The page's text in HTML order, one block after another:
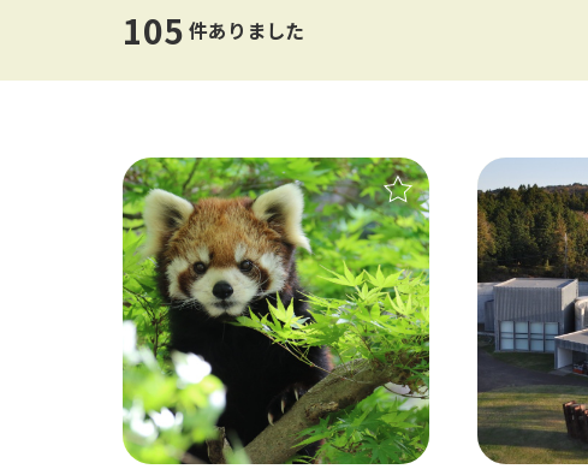
レストランでの器具の貸出
105 件ありました